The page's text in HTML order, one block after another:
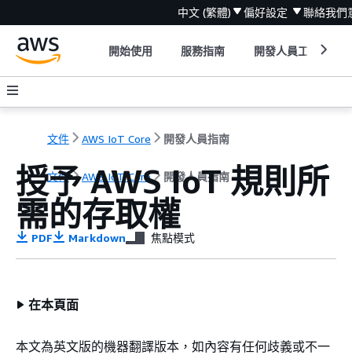
中文 (繁體) 偏好設定 聯絡我們
開始使用 服務指南 開發人員工具
文件 AWS IoT Core 開發人員指南
文件 AWS IoT Core 開發人員指南
授予 AWS IoT 規則所
需的存取權
PDF Markdown 焦點模式
在本頁面
本文為英文版的機器翻譯版本，如內容有任何歧義或不一